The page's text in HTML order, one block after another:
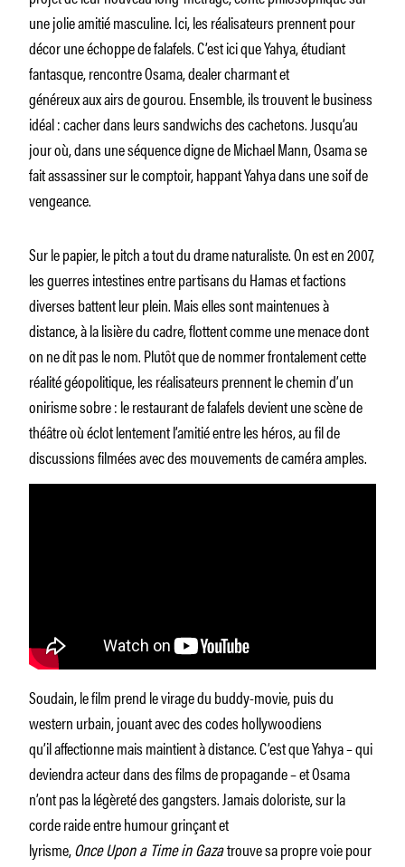
une jolie amitié masculine. Ici, les réalisateurs prennent pour
décor une échoppe de falafels. C’est ici que Yahya, étudiant
fantasque, rencontre Osama, dealer charmant et
généreux aux airs de gourou. Ensemble, ils trouvent le business
idéal : cacher dans leurs sandwichs des cachetons. Jusqu’au
jour où, dans une séquence digne de Michael Mann, Osama se
fait assassiner sur le comptoir, happant Yahya dans une soif de
vengeance.
Sur le papier, le pitch a tout du drame naturaliste. On est en 2007,
les guerres intestines entre partisans du Hamas et factions
diverses battent leur plein. Mais elles sont maintenues à
distance, à la lisière du cadre, flottent comme une menace dont
on ne dit pas le nom. Plutôt que de nommer frontalement cette
réalité géopolitique, les réalisateurs prennent le chemin d’un
onirisme sobre : le restaurant de falafels devient une scène de
théâtre où éclot lentement l’amitié entre les héros, au fil de
discussions filmées avec des mouvements de caméra amples.
Soudain, le film prend le virage du buddy-movie, puis du
western urbain, jouant avec des codes hollywoodiens
qu’il affectionne mais maintient à distance. C’est que Yahya – qui
deviendra acteur dans des films de propagande – et Osama
n’ont pas la légèreté des gangsters. Jamais doloriste, sur la
corde raide entre humour grinçant et
lyrisme,Once Upon a Time in Gazatrouve sa propre voie pour